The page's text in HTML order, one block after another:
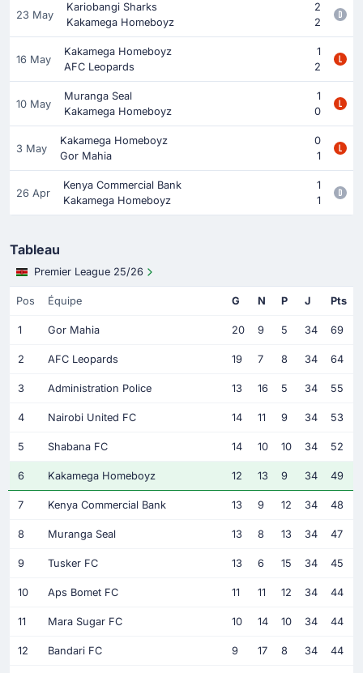
23 May
Kariobangi Sharks
2
Kakamega Homeboyz
2
16 May
Kakamega Homeboyz
1
AFC Leopards
2
10 May
Muranga Seal
1
Kakamega Homeboyz
0
3 May
Kakamega Homeboyz
0
Gor Mahia
1
26 Apr
Kenya Commercial Bank
1
Kakamega Homeboyz
1
Tableau
Premier League 25/26
Pos Équipe G N P J Pts
1 Gor Mahia 20 9 5 34 69
2 AFC Leopards 19 7 8 34 64
3 Administration Police 13 16 5 34 55
4 Nairobi United FC 14 11 9 34 53
5 Shabana FC 14 10 10 34 52
6 Kakamega Homeboyz 12 13 9 34 49
7 Kenya Commercial Bank 13 9 12 34 48
8 Muranga Seal 13 8 13 34 47
9 Tusker FC 13 6 15 34 45
10 Aps Bomet FC 11 11 12 34 44
11 Mara Sugar FC 10 14 10 34 44
12 Bandari FC 9 17 8 34 44